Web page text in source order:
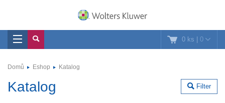
0 ks | 0
Domů Eshop Katalog
Filter
Katalog